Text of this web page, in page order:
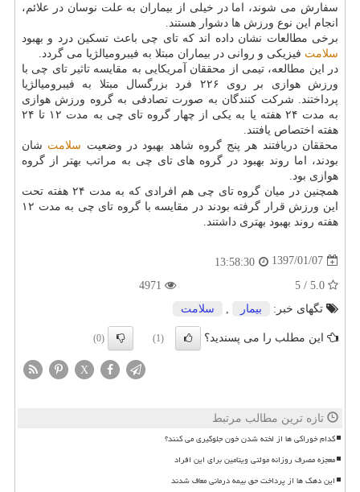
سفارش می شوند، اما در خیلی از بیماران به علت نوسان در علائم،
انجام این نوع ورزش ها دشوار هستند.
برخی مطالعات نشان داده اند كه تای چی باعث تسكین درد و بهبود
سلامت فیزیكی و روانی در بیماران مبتلا به فیبرومیالژیا می گردد.
در این مطالعه، تیمی از محققان آمریكایی به مقایسه تاثیر تای چی با
ورزش هوازی بر روی ۲۲۶ فرد بزرگسال مبتلا به فیبرومیالژیا
پرداختند. شركت كنندگان به صورت تصادفی به گروه ورزش هوازی
به مدت ۲۴ هفته یا به یكی از چهار گروه تای چی به مدت ۱۲ تا ۲۴
هفته اختصاص یافتند.
محققان دریافتند هر پنج گروه شاهد بهبود در وضعیت سلامت شان
بودند، اما روند بهبود در گروه های تای چی به مراتب بهتر از گروه
هوازی بود.
همچنین در میان گروه تای چی هم افرادی كه به مدت ۲۴ هفته تحت
این ورزش قرار گرفته بودند در مقایسه با گروه تای چی به مدت ۱۲
هفته روند بهبود بهتری داشتند.
1397/01/07
13:58:30
تگهای خبر:
بیمار سلامت
این مطلب را می پسندید؟ (1)
(0)
X
تازه ترین مطالب مرتبط
کدام خوراکی ها از لخته شدن خون جلوگیری می کنند؟
معجزه مصرف روزانه مولتی ویتامین برای این افراد
این دهک ها از پرداخت حق بیمه درمانی معاف شدند